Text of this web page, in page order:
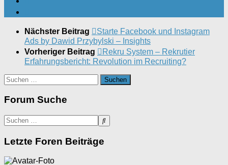
Nächster Beitrag
Starte Facebook und Instagram
Ads by Dawid Przybylski – Insights
Vorheriger Beitrag
Rekru System – Rekrutier
Erfahrungsbericht: Revolution im Recruiting?
Suchen
nach:
Forum Suche
Letzte Foren Beiträge